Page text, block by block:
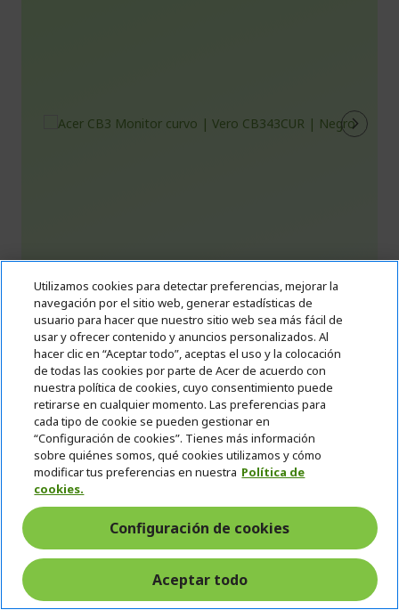
Consigue un ahorro extra con el código
Acer CB3 Monitor curvo | Vero CB343CUR | Negro
Ref. UM.CB3EE.001
¡Date prisa! El código MYSTERY vence en:
01
Horas Minutos
Utilizamos cookies para detectar preferencias, mejorar la
navegación por el sitio web, generar estadísticas de
usuario para hacer que nuestro sitio web sea más fácil de
usar y ofrecer contenido y anuncios personalizados. Al
hacer clic en “Aceptar todo”, aceptas el uso y la colocación
de todas las cookies por parte de Acer de acuerdo con
nuestra política de cookies, cuyo consentimiento puede
retirarse en cualquier momento. Las preferencias para
cada tipo de cookie se pueden gestionar en
“Configuración de cookies”. Tienes más información
sobre quiénes somos, qué cookies utilizamos y cómo
modificar tus preferencias en nuestra Política de
cookies.
Configuración de cookies
Aceptar todo